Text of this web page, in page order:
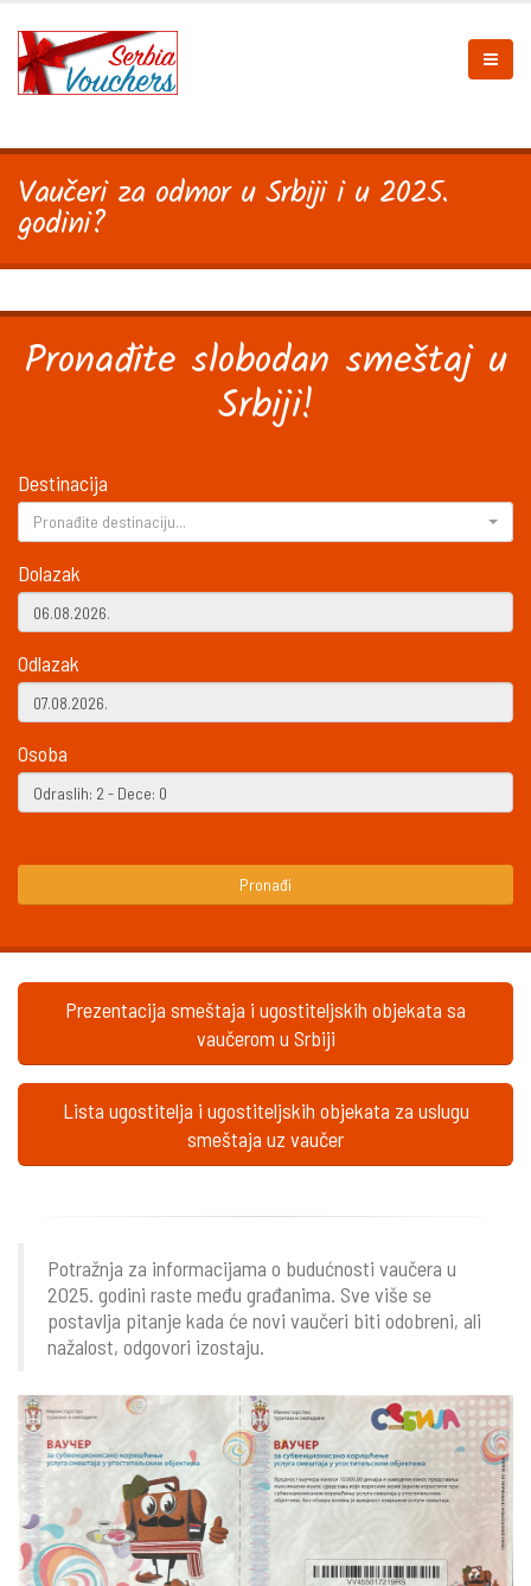
Vaučeri za odmor u Srbiji i u 2025.
godini?
Pronađite slobodan smeštaj u
Srbiji!
Destinacija
Pronađite destinaciju...
Dolazak
Odlazak
Osoba
Pronađi
Prezentacija smeštaja i ugostiteljskih objekata sa
vaučerom u Srbiji
Lista ugostitelja i ugostiteljskih objekata za uslugu
smeštaja uz vaučer
Potražnja za informacijama o budućnosti vaučera u
2025. godini raste među građanima. Sve više se
postavlja pitanje kada će novi vaučeri biti odobreni, ali
nažalost, odgovori izostaju.